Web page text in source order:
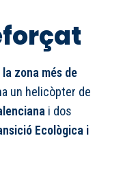
zona més de
un helicòpter de
i dos
Ecològica i